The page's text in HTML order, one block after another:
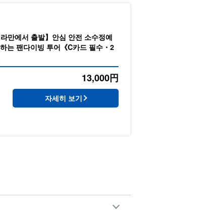
만에서 출발】안심 안전 소수정예
는 팬다이빙 투어《C카드 필수・2
13,000円
자세히 보기